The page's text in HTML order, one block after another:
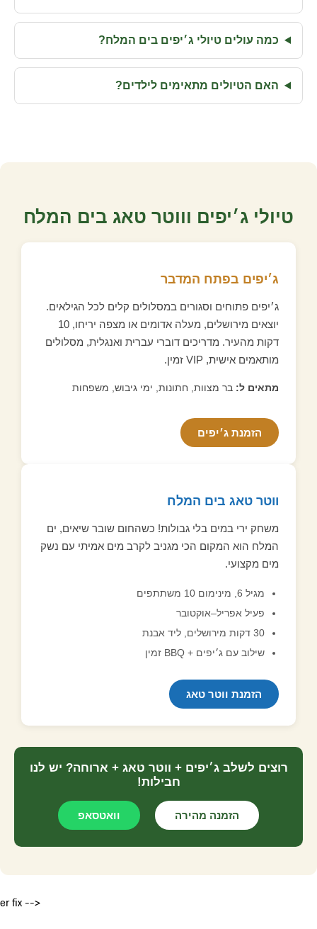
כמה עולים טיולי ג׳יפים בים המלח?
האם הטיולים מתאימים לילדים?
טיולי ג׳יפים וווטר טאג בים המלח
ג׳יפים בפתח המדבר
ג׳יפים פתוחים וסגורים במסלולים קלים לכל הגילאים.
יוצאים מירושלים, מעלה אדומים או מצפה יריחו, 10
דקות מהעיר. מדריכים דוברי עברית ואנגלית, מסלולים
מותאמים אישית, VIP זמין.
מתאים ל: בר מצוות, חתונות, ימי גיבוש, משפחות
הזמנת ג׳יפים
ווטר טאג בים המלח
משחק ירי במים בלי גבולות! כשהחום שובר שיאים, ים
המלח הוא המקום הכי מגניב לקרב מים אמיתי עם נשק
מים מקצועי.
מגיל 6, מינימום 10 משתתפים
פעיל אפריל–אוקטובר
30 דקות מירושלים, ליד אבנת
שילוב עם ג׳יפים + BBQ זמין
הזמנת ווטר טאג
רוצים לשלב ג׳יפים + ווטר טאג + ארוחה? יש לנו
חבילות!
הזמנה מהירה וואטסאפ
er fix -->